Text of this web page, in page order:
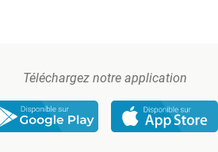
Téléchargez notre application